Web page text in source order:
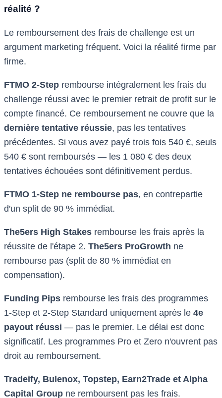
réalité ?
Le remboursement des frais de challenge est un
argument marketing fréquent. Voici la réalité firme par
firme.
FTMO 2-Step rembourse intégralement les frais du
challenge réussi avec le premier retrait de profit sur le
compte financé. Ce remboursement ne couvre que la
dernière tentative réussie, pas les tentatives
précédentes. Si vous avez payé trois fois 540 €, seuls
540 € sont remboursés — les 1 080 € des deux
tentatives échouées sont définitivement perdus.
FTMO 1-Step ne rembourse pas, en contrepartie
d'un split de 90 % immédiat.
The5ers High Stakes rembourse les frais après la
réussite de l'étape 2. The5ers ProGrowth ne
rembourse pas (split de 80 % immédiat en
compensation).
Funding Pips rembourse les frais des programmes
1-Step et 2-Step Standard uniquement après le 4e
payout réussi — pas le premier. Le délai est donc
significatif. Les programmes Pro et Zero n'ouvrent pas
droit au remboursement.
Tradeify, Bulenox, Topstep, Earn2Trade et Alpha
Capital Group ne remboursent pas les frais.